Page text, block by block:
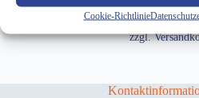
Cookie-Richtlinie
inkl. 19 %
zzgl.